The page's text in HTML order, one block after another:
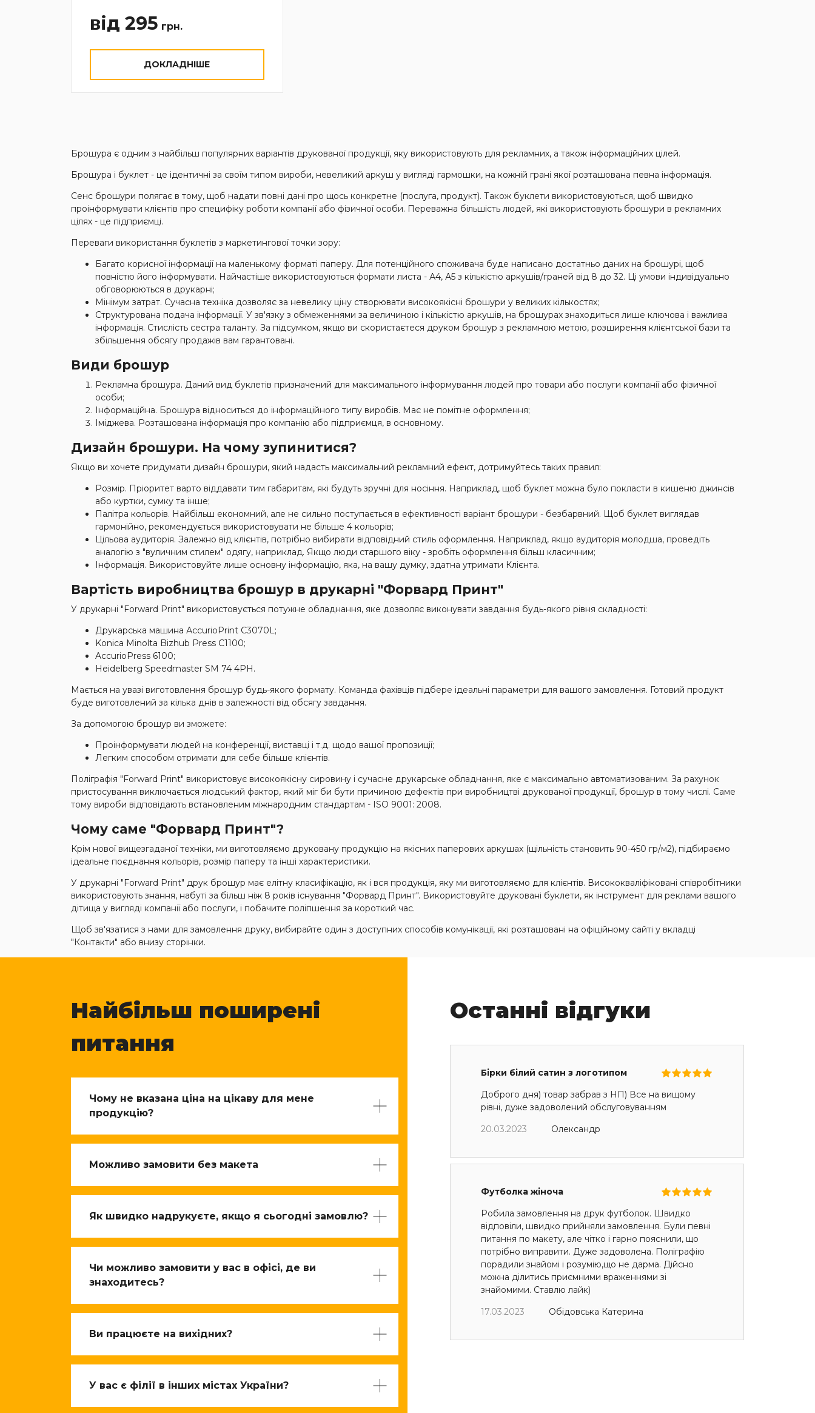
від 295 грн.
ДОКЛАДНІШЕ
Брошура є одним з найбільш популярних варіантів друкованої продукції, яку використовують для рекламних, а також інформаційних цілей.
Брошура і буклет - це ідентичні за своїм типом вироби, невеликий аркуш у вигляді гармошки, на кожній грані якої розташована певна інформація.
Сенс брошури полягає в тому, щоб надати повні дані про щось конкретне (послуга, продукт). Також буклети використовуються, щоб швидко
проінформувати клієнтів про специфіку роботи компанії або фізичної особи. Переважна більшість людей, які використовують брошури в рекламних
цілях - це підприємці.
Переваги використання буклетів з маркетингової точки зору:
Багато корисної інформації на маленькому форматі паперу. Для потенційного споживача буде написано достатньо даних на брошурі, щоб
повністю його інформувати. Найчастіше використовуються формати листа - А4, А5 з кількістю аркушів/граней від 8 до 32. Ці умови індивідуально
обговорюються в друкарні;
Мінімум затрат. Сучасна техніка дозволяє за невелику ціну створювати високоякісні брошури у великих кількостях;
Структурована подача інформації. У зв'язку з обмеженнями за величиною і кількістю аркушів, на брошурах знаходиться лише ключова і важлива
інформація. Стислість сестра таланту. За підсумком, якщо ви скористаєтеся друком брошур з рекламною метою, розширення клієнтської бази та
збільшення обсягу продажів вам гарантовані.
Види брошур
Рекламна брошура. Даний вид буклетів призначений для максимального інформування людей про товари або послуги компанії або фізичної
особи;
Інформаційна. Брошура відноситься до інформаційного типу виробів. Має не помітне оформлення;
Іміджева. Розташована інформація про компанію або підприємця, в основному.
Дизайн брошури. На чому зупинитися?
Якщо ви хочете придумати дизайн брошури, який надасть максимальний рекламний ефект, дотримуйтесь таких правил:
Розмір. Пріоритет варто віддавати тим габаритам, які будуть зручні для носіння. Наприклад, щоб буклет можна було покласти в кишеню джинсів
або куртки, сумку та інше;
Палітра кольорів. Найбільш економний, але не сильно поступається в ефективності варіант брошури - безбарвний. Щоб буклет виглядав
гармонійно, рекомендується використовувати не більше 4 кольорів;
Цільова аудиторія. Залежно від клієнтів, потрібно вибирати відповідний стиль оформлення. Наприклад, якщо аудиторія молодша, проведіть
аналогію з "вуличним стилем" одягу, наприклад. Якщо люди старшого віку - зробіть оформлення більш класичним;
Інформація. Використовуйте лише основну інформацію, яка, на вашу думку, здатна утримати Клієнта.
Вартість виробництва брошур в друкарні "Форвард Принт"
У друкарні "Forward Print" використовується потужне обладнання, яке дозволяє виконувати завдання будь-якого рівня складності:
Друкарська машина АccurioPrint C3070L;
Konica Minolta Bizhub Press C1100;
AccurioPress 6100;
Heidelberg Speedmaster SM 74 4PH.
Мається на увазі виготовлення брошур будь-якого формату. Команда фахівців підбере ідеальні параметри для вашого замовлення. Готовий продукт
буде виготовлений за кілька днів в залежності від обсягу завдання.
За допомогою брошур ви зможете:
Проінформувати людей на конференції, виставці і т.д. щодо вашої пропозиції;
Легким способом отримати для себе більше клієнтів.
Поліграфія "Forward Print" використовує високоякісну сировину і сучасне друкарське обладнання, яке є максимально автоматизованим. За рахунок
пристосування виключається людський фактор, який міг би бути причиною дефектів при виробництві друкованої продукції, брошур в тому числі. Саме
тому вироби відповідають встановленим міжнародним стандартам - ISO 9001: 2008.
Чому саме "Форвард Принт"?
Крім нової вищезгаданої техніки, ми виготовляємо друковану продукцію на якісних паперових аркушах (щільність становить 90-450 гр/м2), підбираємо
ідеальне поєднання кольорів, розмір паперу та інші характеристики.
У друкарні "Forward Print" друк брошур має елітну класифікацію, як і вся продукція, яку ми виготовляємо для клієнтів. Висококваліфіковані співробітники
використовують знання, набуті за більш ніж 8 років існування "Форвард Принт". Використовуйте друковані буклети, як інструмент для реклами вашого
дітища у вигляді компанії або послуги, і побачите поліпшення за короткий час.
Щоб зв'язатися з нами для замовлення друку, вибирайте один з доступних способів комунікації, які розташовані на офіційному сайті у вкладці
"Контакти" або внизу сторінки.
Найбільш поширені
питання
Чому не вказана ціна на цікаву для мене
продукцію?
Можливо замовити без макета
Як швидко надрукуєте, якщо я сьогодні замовлю?
Чи можливо замовити у вас в офісі, де ви
знаходитесь?
Ви працюєте на вихідних?
У вас є філії в інших містах України?
Останні відгуки
Бірки білий сатин з логотипом
Доброго дня) товар забрав з НП) Все на вищому
рівні, дуже задоволений обслуговуванням
20.03.2023
Олександр
Футболка жіноча
Робила замовлення на друк футболок. Швидко
відповіли, швидко прийняли замовлення. Були певні
питання по макету, але чітко і гарно пояснили, що
потрібно виправити. Дуже задоволена. Поліграфію
порадили знайомі і розумію,що не дарма. Дійсно
можна ділитись приємними враженнями зі
знайомими. Ставлю лайк)
17.03.2023
Обідовська Катерина